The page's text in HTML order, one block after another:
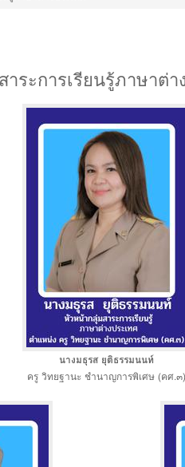
าระการเรียนรู้ภาษาต่า
นางมธุรส ยุติธรรมนนท์
ครู วิทยฐานะ ชำนาญการพิเศษ (คศ.๓)